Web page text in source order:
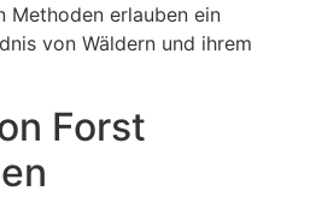
Methoden erlauben ein
von Wäldern und ihrem
Forst